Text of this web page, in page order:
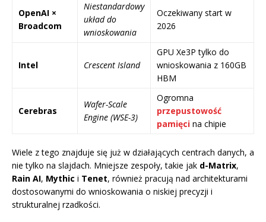
OpenAI ×
Broadcom
Niestandardowy
układ do
wnioskowania
Oczekiwany start w
2026
Intel Crescent Island
GPU Xe3P tylko do
wnioskowania z 160GB
HBM
Cerebras
Wafer-Scale
Engine (WSE-3)
Ogromna
przepustowość
pamięci na chipie
Wiele z tego znajduje się już w działających centrach danych, a
nie tylko na slajdach. Mniejsze zespoły, takie jak d-Matrix,
Rain AI, Mythic i Tenet, również pracują nad architekturami
dostosowanymi do wnioskowania o niskiej precyzji i
strukturalnej rzadkości.